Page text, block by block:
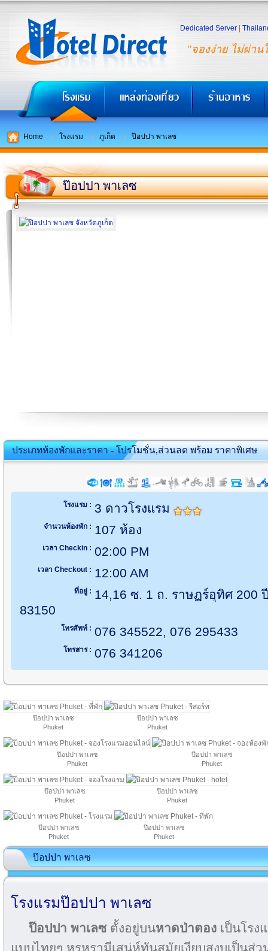
"จองง่าย ไม่ผ่าน
Dedicated Server
Home โรงแรม ภูเก็ต ป๊อปปา พาเลซ
ป๊อปปา พาเลซ
ประเภทห้องพักและราคา - โปรโมชั่น,ส่วนลด พร้อม ราคาพิเศษ
โรงแรม : 3 ดาวโรงแรม
จำนวนห้องพัก : 107 ห้อง
เวลา Checkin : 02:00 PM
เวลา Checkout : 12:00 AM
ที่อยู่ : 14,16 ซ. 1 ถ. ราษฏร์อุทิศ 200
83150
โทรศัพท์ : 076 345522, 076 295433
โทรสาร : 076 341206
ป๊อปปา พาเลซ
Phuket
ป๊อปปา พาเลซ
Phuket
ป๊อปปา พาเลซ
Phuket
ป๊อปปา พาเลซ
Phuket
ป๊อปปา พาเลซ
Phuket
ป๊อปปา พาเลซ
Phuket
ป๊อปปา พาเลซ
Phuket
ป๊อปปา พาเลซ
Phuket
ป๊อปปา พาเลซ
โรงแรมป๊อปปา พาเลซ
ป๊อปปา พาเลซ ตั้งอยู่บนหาดป่าตอง เป็นโรง
แบบไทยๆ หรูหรามีเสน่ห์ทันสมัยเงียบสงบเป็นส่